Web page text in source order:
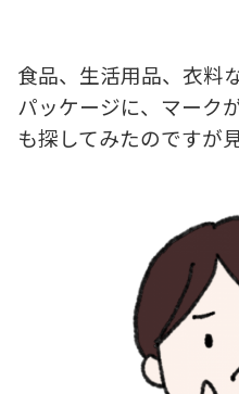
食品、生活用品、衣料
パッケージに、マーク
も探してみたのですが